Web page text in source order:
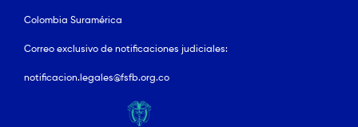
Colombia Suramérica
Correo exclusivo de notificaciones judiciales:
notificacion.legales@fsfb.org.co